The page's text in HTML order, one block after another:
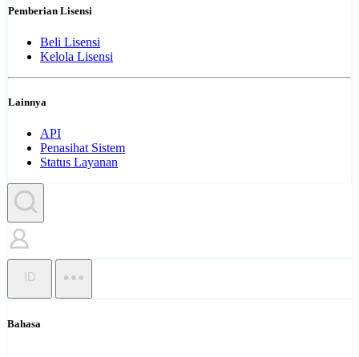
Pemberian Lisensi
Beli Lisensi
Kelola Lisensi
Lainnya
API
Penasihat Sistem
Status Layanan
ID
Bahasa